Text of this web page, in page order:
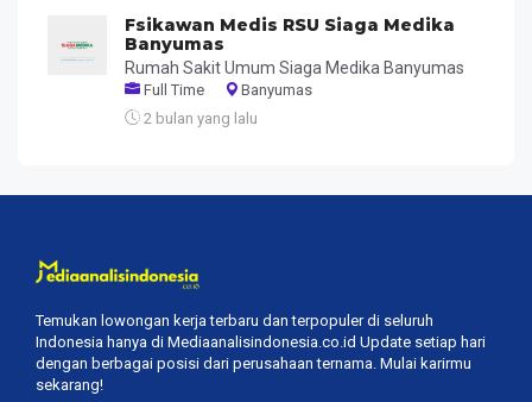
Fsikawan Medis RSU Siaga Medika
Banyumas
Rumah Sakit Umum Siaga Medika Banyumas
Full Time
Banyumas
2 bulan yang lalu
Temukan lowongan kerja terbaru dan terpopuler di seluruh
Indonesia hanya di Mediaanalisindonesia.co.id Update setiap hari
dengan berbagai posisi dari perusahaan ternama. Mulai karirmu
sekarang!